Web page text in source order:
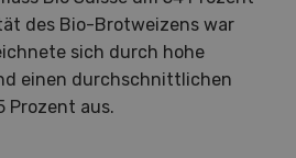
des Bio-Brotweizens war
sich durch hohe
einen durchschnittlichen
Prozent aus.